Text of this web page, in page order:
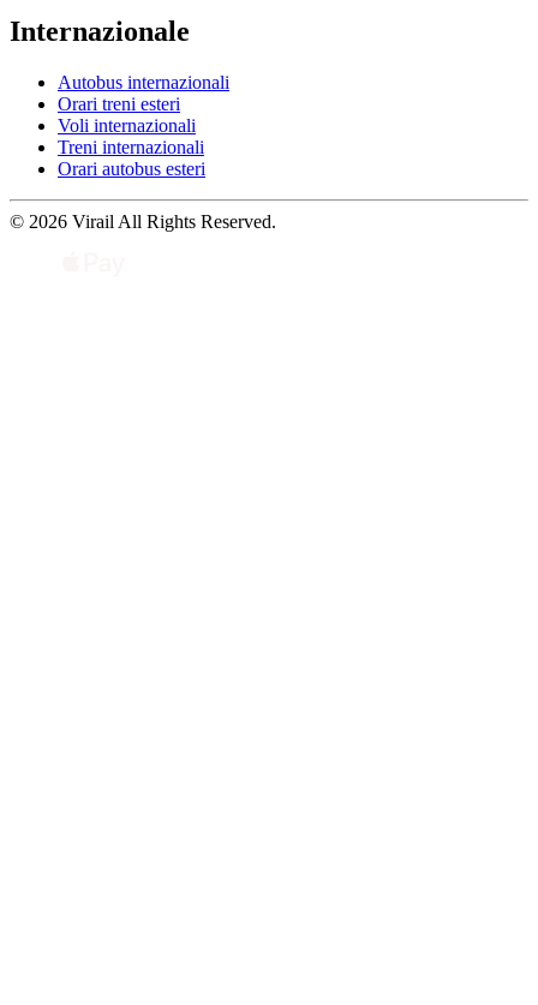
Internazionale
Autobus internazionali
Orari treni esteri
Voli internazionali
Treni internazionali
Orari autobus esteri
© 2026 Virail All Rights Reserved.